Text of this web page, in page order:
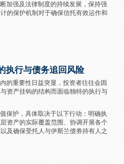
加强及法律制度的持续发展，保持强
的保护机制对于确保信托有效运作和
执行与债务追回风险
的重要性日益突显，投资者往往会因
资产挂钩的结构而面临独特的执行与
保护，具体取决于以下行动：明确执
资产的实际覆盖范围、协调开展各个
及确保受托人与伊斯兰债券持有人之